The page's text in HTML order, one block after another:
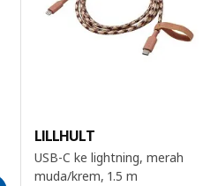
LILLHULT
USB-C ke lightning, merah
muda/krem, 1.5 m